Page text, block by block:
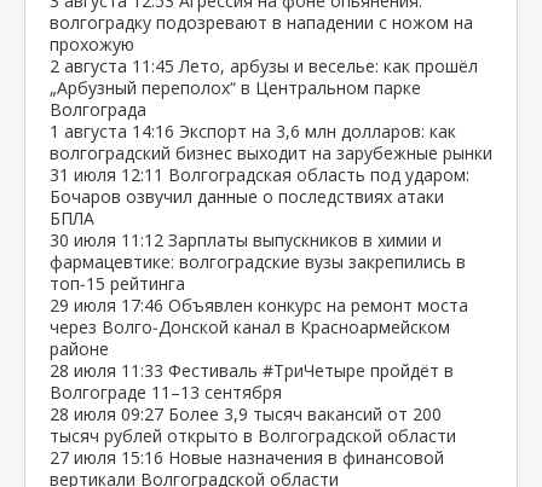
волгоградку подозревают в нападении с ножом на
прохожую
2 августа 11:45 Лето, арбузы и веселье: как прошёл
„Арбузный переполох“ в Центральном парке
Волгограда
1 августа 14:16 Экспорт на 3,6 млн долларов: как
волгоградский бизнес выходит на зарубежные рынки
31 июля 12:11 Волгоградская область под ударом:
Бочаров озвучил данные о последствиях атаки
БПЛА
30 июля 11:12 Зарплаты выпускников в химии и
фармацевтике: волгоградские вузы закрепились в
топ‑15 рейтинга
29 июля 17:46 Объявлен конкурс на ремонт моста
через Волго‑Донской канал в Красноармейском
районе
28 июля 11:33 Фестиваль #ТриЧетыре пройдёт в
Волгограде 11–13 сентября
28 июля 09:27 Более 3,9 тысяч вакансий от 200
тысяч рублей открыто в Волгоградской области
27 июля 15:16 Новые назначения в финансовой
вертикали Волгоградской области